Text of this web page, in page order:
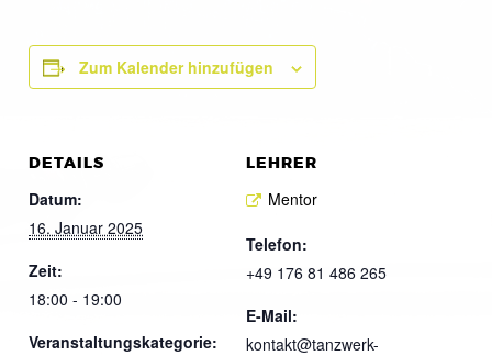
Zum Kalender hinzufügen
DETAILS
Datum:
16. Januar 2025
Zeit:
18:00 - 19:00
Veranstaltungskategorie:
LEHRER
Mentor
Telefon:
+49 176 81 486 265
E-Mail:
kontakt@tanzwerk-